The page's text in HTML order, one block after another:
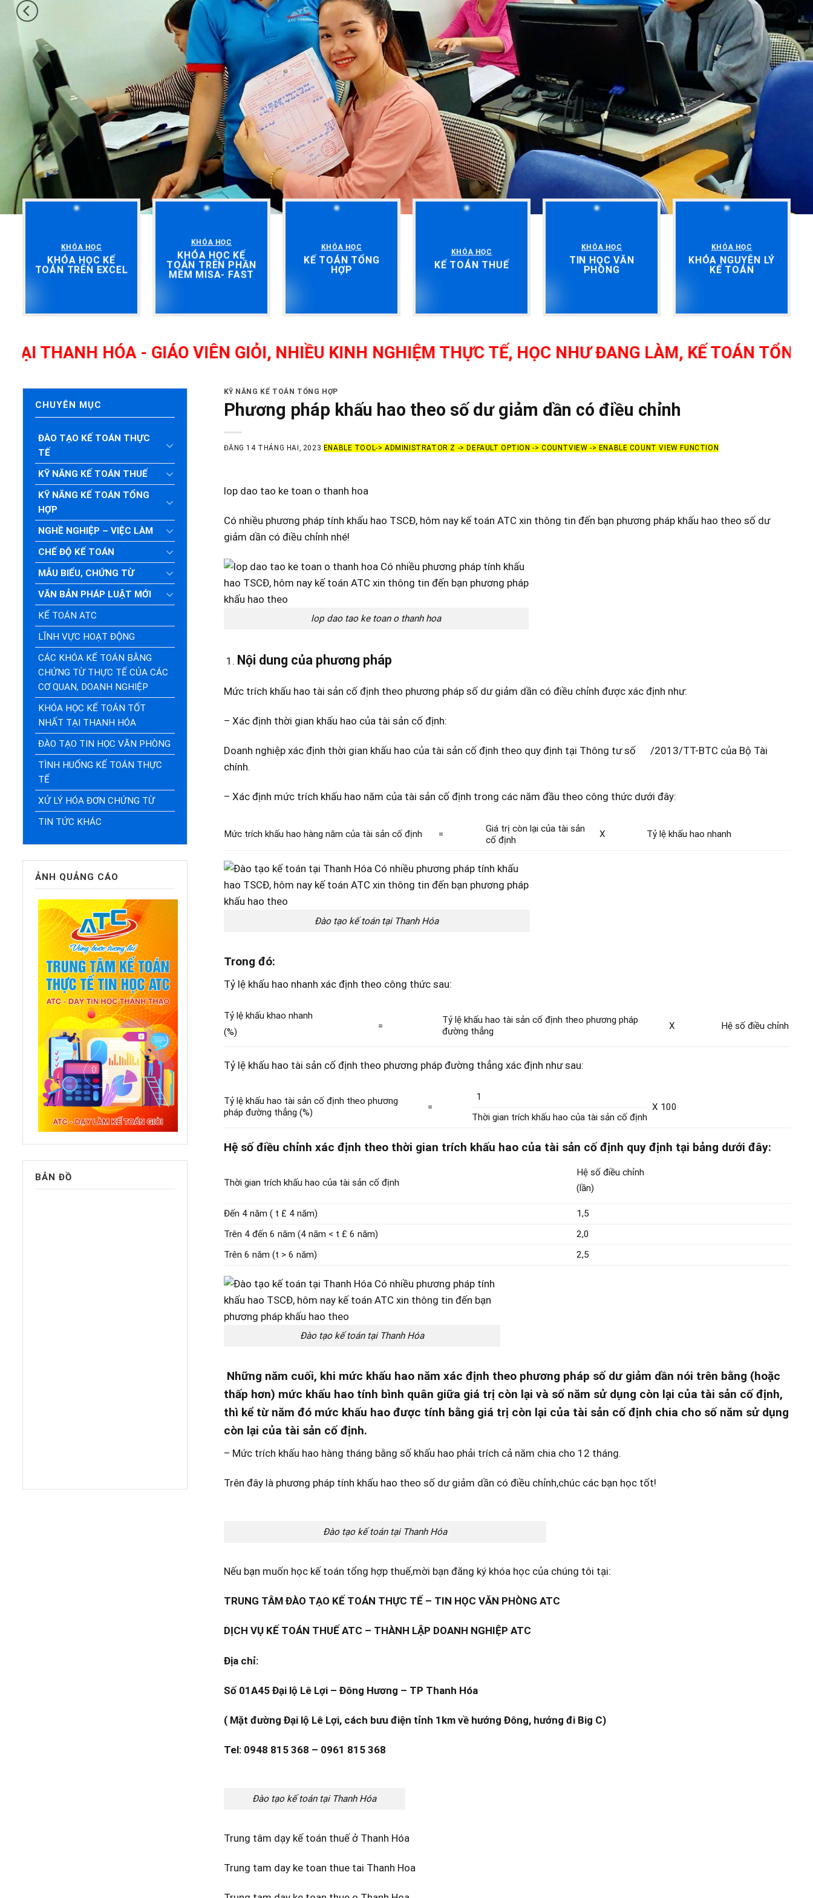
KHÓA HỌC
KHÓA HỌC KẾ
TOÁN TRÊN EXCEL
KHÓA HỌC
KHÓA HỌC KẾ
TOÁN TRÊN PHẦN
MỀM MISA- FAST
KHÓA HỌC
KẾ TOÁN TỔNG
HỢP
KHÓA HỌC
KẾ TOÁN THUẾ
KHÓA HỌC
TIN HỌC VĂN
PHÒNG
KHÓA HỌC
KHÓA NGUYÊN LÝ
KẾ TOÁN
HÓA - GIÁO VIÊN GIỎI, NHIỀU KINH NGHIỆM THỰC TẾ, HỌC NHƯ ĐANG LÀM, KẾ TOÁN TỔNG HỢP,
CHUYÊN MỤC
ĐÀO TẠO KẾ TOÁN THỰC
TẾ
KỸ NĂNG KẾ TOÁN THUẾ
KỸ NĂNG KẾ TOÁN TỔNG
HỢP
NGHỀ NGHIỆP – VIỆC LÀM
CHẾ ĐỘ KẾ TOÁN
MẪU BIỂU, CHỨNG TỪ
VĂN BẢN PHÁP LUẬT MỚI
KẾ TOÁN ATC
LĨNH VỰC HOẠT ĐỘNG
CÁC KHÓA KẾ TOÁN BẰNG
CHỨNG TỪ THỰC TẾ CỦA CÁC
CƠ QUAN, DOANH NGHIỆP
KHÓA HỌC KẾ TOÁN TỐT
NHẤT TẠI THANH HÓA
ĐÀO TẠO TIN HỌC VĂN PHÒNG
TÌNH HUỐNG KẾ TOÁN THỰC
TẾ
XỬ LÝ HÓA ĐƠN CHỨNG TỪ
TIN TỨC KHÁC
ẢNH QUẢNG CÁO
BẢN ĐỒ
KỸ NĂNG KẾ TOÁN TỔNG HỢP
Phương pháp khấu hao theo số dư giảm dần có điều chỉnh
ĐĂNG 14 THÁNG HAI, 2023 ENABLE TOOL-> ADMINISTRATOR Z -> DEFAULT OPTION -> COUNTVIEW -> ENABLE COUNT VIEW FUNCTION
lop dao tao ke toan o thanh hoa
Có nhiều phương pháp tính khấu hao TSCĐ, hôm nay kế toán ATC xin thông tin đến bạn phương pháp khấu hao theo số dư
giảm dần có điều chỉnh nhé!
lop dao tao ke toan o thanh hoa
Nội dung của phương pháp
Mức trích khấu hao tài sản cố định theo phương pháp số dư giảm dần có điều chỉnh được xác định như:
– Xác định thời gian khấu hao của tài sản cố định:
Doanh nghiệp xác định thời gian khấu hao của tài sản cố định theo quy định tại Thông tư số /2013/TT-BTC của Bộ Tài
chính.
– Xác định mức trích khấu hao năm của tài sản cố định trong các năm đầu theo công thức dưới đây:
Mức trích khấu hao hàng năm của tài sản cố định =
Giá trị còn lại của tài sản
cố định
X Tỷ lệ khấu hao nhanh
Đào tạo kế toán tại Thanh Hóa
Trong đó:
Tỷ lệ khấu hao nhanh xác định theo công thức sau:
Tỷ lệ khấu khao nhanh
(%)
=
Tỷ lệ khấu hao tài sản cố định theo phương pháp
đường thẳng
X Hệ số điều chỉnh
Tỷ lệ khấu hao tài sản cố định theo phương pháp đường thẳng xác định như sau:
Tỷ lệ khấu hao tài sản cố định theo phương
pháp đường thẳng (%)
=
1
X 100
Thời gian trích khấu hao của tài sản cố định
Hệ số điều chỉnh xác định theo thời gian trích khấu hao của tài sản cố định quy định tại bảng dưới đây:
Thời gian trích khấu hao của tài sản cố định
Hệ số điều chỉnh
(lần)
Đến 4 năm ( t £ 4 năm)
1,5
Trên 4 đến 6 năm (4 năm < t £ 6 năm)
2,0
Trên 6 năm (t > 6 năm)
2,5
Đào tạo kế toán tại Thanh Hóa
Những năm cuối, khi mức khấu hao năm xác định theo phương pháp số dư giảm dần nói trên bằng (hoặc
thấp hơn) mức khấu hao tính bình quân giữa giá trị còn lại và số năm sử dụng còn lại của tài sản cố định,
thì kể từ năm đó mức khấu hao được tính bằng giá trị còn lại của tài sản cố định chia cho số năm sử dụng
còn lại của tài sản cố định.
– Mức trích khấu hao hàng tháng bằng số khấu hao phải trích cả năm chia cho 12 tháng.
Trên đây là phương pháp tính khấu hao theo số dư giảm dần có điều chỉnh,chúc các bạn học tốt!
Đào tạo kế toán tại Thanh Hóa
Nếu bạn muốn học kế toán tổng hợp thuế,mời bạn đăng ký khóa học của chúng tôi tại:
TRUNG TÂM ĐÀO TẠO KẾ TOÁN THỰC TẾ – TIN HỌC VĂN PHÒNG ATC
DỊCH VỤ KẾ TOÁN THUẾ ATC – THÀNH LẬP DOANH NGHIỆP ATC
Địa chỉ:
Số 01A45 Đại lộ Lê Lợi – Đông Hương – TP Thanh Hóa
( Mặt đường Đại lộ Lê Lợi, cách bưu điện tỉnh 1km về hướng Đông, hướng đi Big C)
Tel: 0948 815 368 – 0961 815 368
Đào tạo kế toán tại Thanh Hóa
Trung tâm dạy kế toán thuế ở Thanh Hóa
Trung tam day ke toan thue tai Thanh Hoa